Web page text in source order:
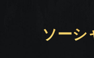
ソーシ